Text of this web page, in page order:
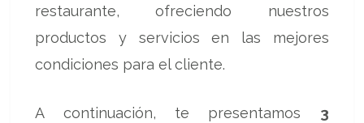
restaurante, ofreciendo nuestros
productos y servicios en las mejores
condiciones para el cliente.
A continuación, te presentamos 3